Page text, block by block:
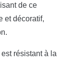
de ce
et décoratif,
résistant à la